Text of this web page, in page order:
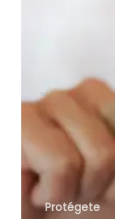
se
protege
fuera
de
línea
Protégete